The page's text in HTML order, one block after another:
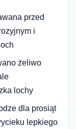
przed
i
żeliwo
lochy
dla prosiąt
lepkiego